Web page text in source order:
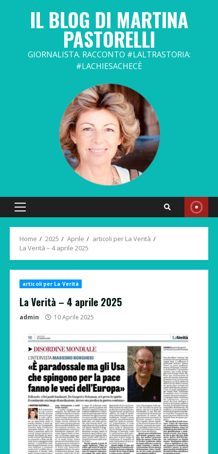
IL BLOG DI MARTINA
PASTORELLI
GIORNALISTA. RACCONTO #LALTRASTORIA:
#LACHIESACHECÈ
Primary
Home 2025 Aprile
articoli per La Verità
La Verità – 4 aprile 2025
articoli per La Verità
La Verità – 4 aprile 2025
admin 10 Aprile 2025